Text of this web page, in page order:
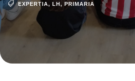
EXPERTIA, LH, PRIMARIA